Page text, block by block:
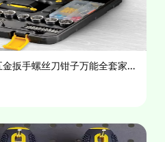
扳手螺丝刀钳子万能全套家